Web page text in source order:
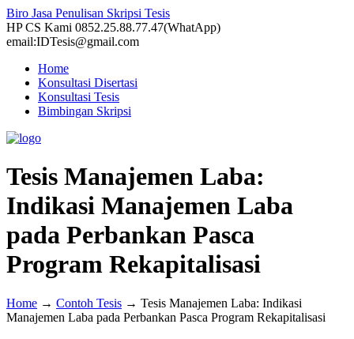
Biro Jasa Penulisan Skripsi Tesis
HP CS Kami 0852.25.88.77.47(WhatApp)
email:IDTesis@gmail.com
Home
Konsultasi Disertasi
Konsultasi Tesis
Bimbingan Skripsi
Tesis Manajemen Laba:
Indikasi Manajemen Laba
pada Perbankan Pasca
Program Rekapitalisasi
Home → Contoh Tesis → Tesis Manajemen Laba: Indikasi
Manajemen Laba pada Perbankan Pasca Program Rekapitalisasi